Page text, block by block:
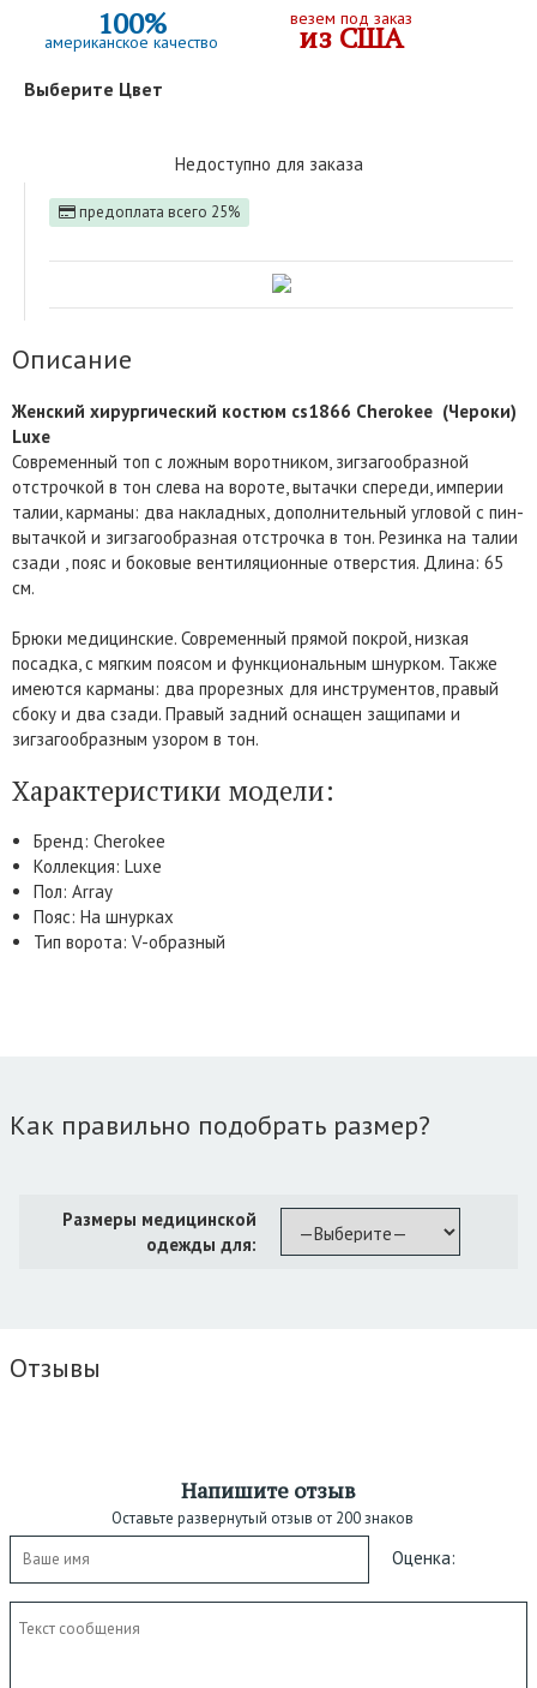
100%
американское качество
везем под заказ
из США
Выберите Цвет
Недоступно для заказа
предоплата всего 25%
Описание
Женский хирургический костюм cs1866 Cherokee (Чероки)
Luxe
Современный топ с ложным воротником, зигзагообразной
отстрочкой в тон слева на вороте, вытачки спереди, империи
талии, карманы: два накладных, дополнительный угловой с пин-
вытачкой и зигзагообразная отстрочка в тон. Резинка на талии
сзади , пояс и боковые вентиляционные отверстия. Длина: 65
см.
Брюки медицинские. Современный прямой покрой, низкая
посадка, с мягким поясом и функциональным шнурком. Также
имеются карманы: два прорезных для инструментов, правый
сбоку и два сзади. Правый задний оснащен защипами и
зигзагообразным узором в тон.
Характеристики модели:
Бренд: Cherokee
Коллекция: Luxe
Пол: Array
Пояс: На шнурках
Тип ворота: V-образный
Как правильно подобрать размер?
Размеры медицинской
одежды для:
Отзывы
Напишите отзыв
Оставьте развернутый отзыв от 200 знаков
Оценка: